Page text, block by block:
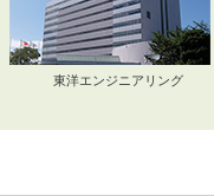
東洋エンジニアリング